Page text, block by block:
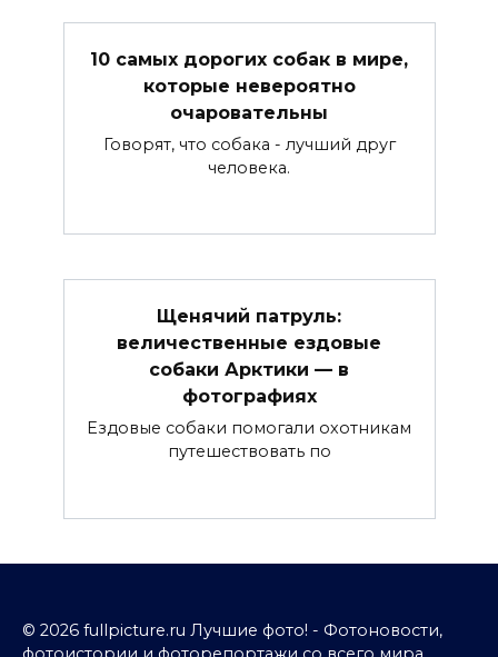
10 самых дорогих собак в мире,
которые невероятно
очаровательны
Говорят, что собака - лучший друг
человека.
Щенячий патруль:
величественные ездовые
собаки Арктики — в
фотографиях
Ездовые собаки помогали охотникам
путешествовать по
© 2026 fullpicture.ru Лучшие фото! - Фотоновости,